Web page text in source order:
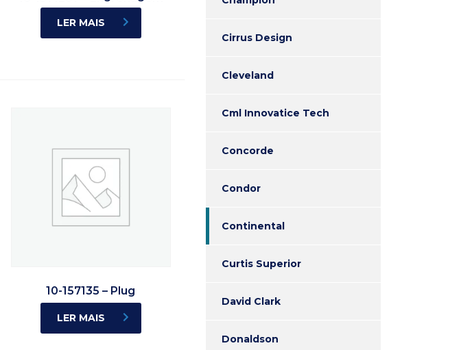
LER MAIS
10-157135 – Plug
LER MAIS
Cirrus Design
Cleveland
Cml Innovatice Tech
Concorde
Condor
Continental
Curtis Superior
David Clark
Donaldson